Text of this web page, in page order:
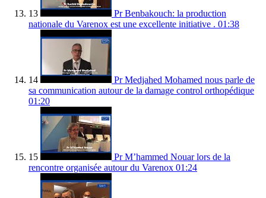
13
Pr Benbakouch: la production
nationale du Varenox est une excellente initiative . 01:38
14
Pr Medjahed Mohamed nous parle de
sa communication autour de la damage control orthopédique
01:20
15
Pr M’hammed Nouar lors de la
rencontre organisée autour du Varenox 01:24